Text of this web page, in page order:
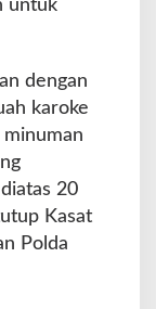
untuk
dengan
karoke
20
Kasat
Polda